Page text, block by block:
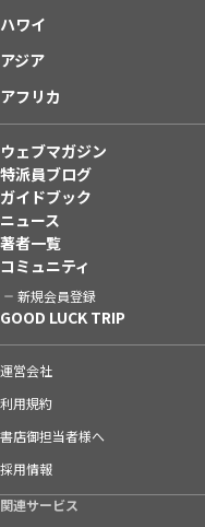
ハワイ
アジア
アフリカ
ウェブマガジン
特派員ブログ
ガイドブック
ニュース
著者一覧
コミュニティ
新規会員登録
GOOD LUCK TRIP
運営会社
利用規約
書店御担当者様へ
採用情報
関連サービス